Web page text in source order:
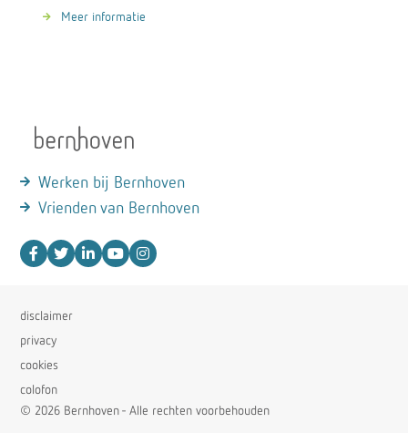
Meer informatie
Werken bij Bernhoven
Vrienden van Bernhoven
disclaimer
privacy
cookies
colofon
© 2026 Bernhoven - Alle rechten voorbehouden